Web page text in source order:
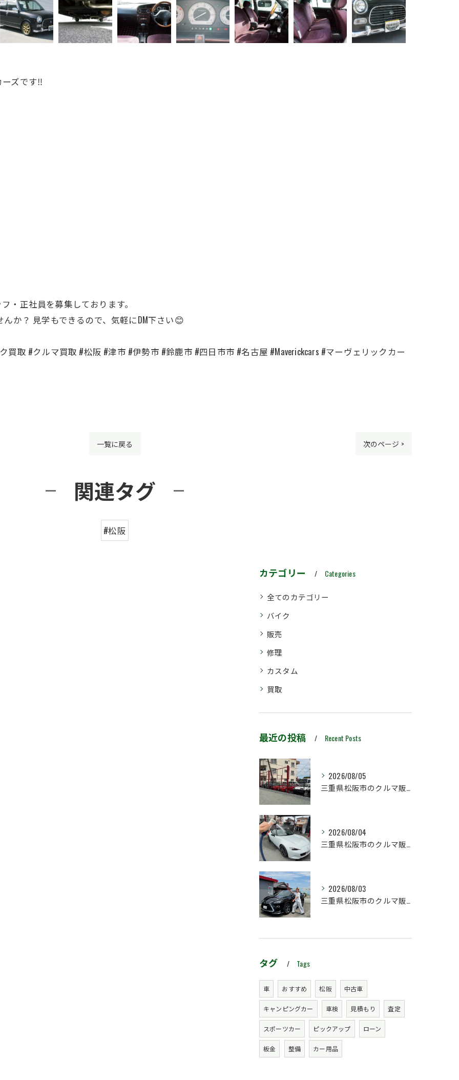
ズです‼️
・正社員を募集しております。
か？ 見学もできるので、気軽にDM下さい😊
取 #クルマ買取 #松阪 #津市 #伊勢市 #鈴鹿市 #四日市市 #名古屋 #Maverickcars #マーヴェリックカー
一覧に戻る 次のページ >
関連タグ
#松阪
カテゴリー Categories
全てのカテゴリー
バイク
販売
修理
カスタム
買取
最近の投稿 Recent Posts
2026/08/05
三重県松阪市のクルマ販売店マーヴェリックカーズです‼️
2026/08/04
三重県松阪市のクルマ販売店マーヴェリックカーズです‼️
2026/08/03
三重県松阪市のクルマ販売店マーヴェリックカーズです‼️
タグ Tags
車 おすすめ 松阪 中古車
キャンピングカー 車検 見積もり 査定
スポーツカー ピックアップ ローン
板金 整備 カー用品